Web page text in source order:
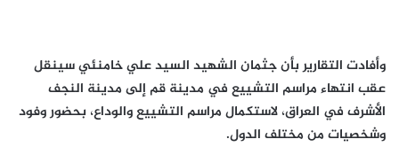
وأفادت التقارير بأن جثمان الشهيد السيد علي خامنئي سينقل
عقب انتهاء مراسم التشييع في مدينة قم إلى مدينة النجف
الأشرف في العراق، لاستكمال مراسم التشييع والوداع، بحضور وفود
وشخصيات من مختلف الدول.